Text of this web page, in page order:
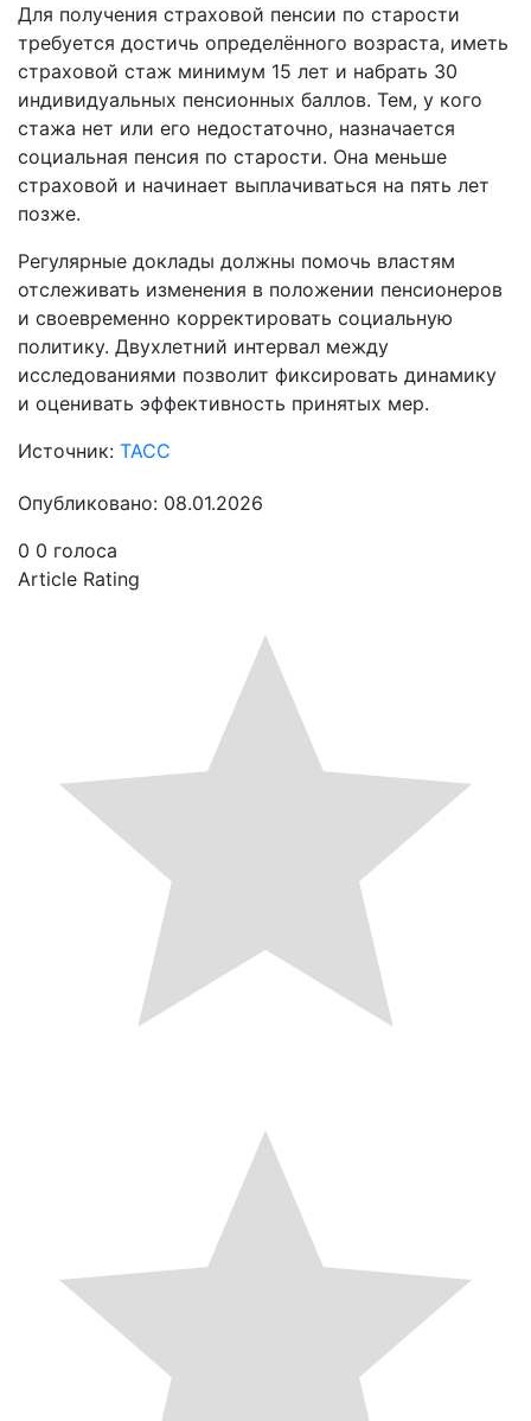
Для получения страховой пенсии по старости
требуется достичь определённого возраста, иметь
страховой стаж минимум 15 лет и набрать 30
индивидуальных пенсионных баллов. Тем, у кого
стажа нет или его недостаточно, назначается
социальная пенсия по старости. Она меньше
страховой и начинает выплачиваться на пять лет
позже.
Регулярные доклады должны помочь властям
отслеживать изменения в положении пенсионеров
и своевременно корректировать социальную
политику. Двухлетний интервал между
исследованиями позволит фиксировать динамику
и оценивать эффективность принятых мер.
Источник: ТАСС
Опубликовано: 08.01.2026
0 0 голоса
Article Rating